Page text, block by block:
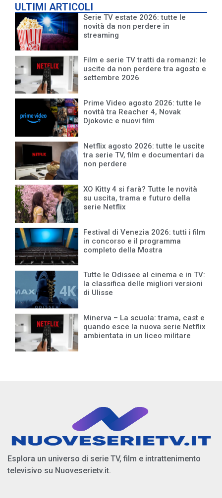
ULTIMI ARTICOLI
Serie TV estate 2026: tutte le
novità da non perdere in
streaming
Film e serie TV tratti da romanzi: le
uscite da non perdere tra agosto e
settembre 2026
Prime Video agosto 2026: tutte le
novità tra Reacher 4, Novak
Djokovic e nuovi film
Netflix agosto 2026: tutte le uscite
tra serie TV, film e documentari da
non perdere
XO Kitty 4 si farà? Tutte le novità
su uscita, trama e futuro della
serie Netflix
Festival di Venezia 2026: tutti i film
in concorso e il programma
completo della Mostra
Tutte le Odissee al cinema e in TV:
la classifica delle migliori versioni
di Ulisse
Minerva – La scuola: trama, cast e
quando esce la nuova serie Netflix
ambientata in un liceo militare
Esplora un universo di serie TV, film e intrattenimento
televisivo su Nuoveserietv.it.